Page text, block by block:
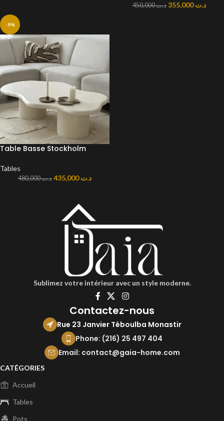
د.ت450,000 د.ت355,000
-9%
Table Basse Stockholm
Tables
د.ت480,000 د.ت435,000
Sublimez votre intérieur avec un style moderne.
Contactez-nous
Rue 23 Janvier Téboulba Monastir
Phone: (216) 25 497 404
Email: contact@gaia-home.com
CATÉGORIES
Accueil
Tables
Pots